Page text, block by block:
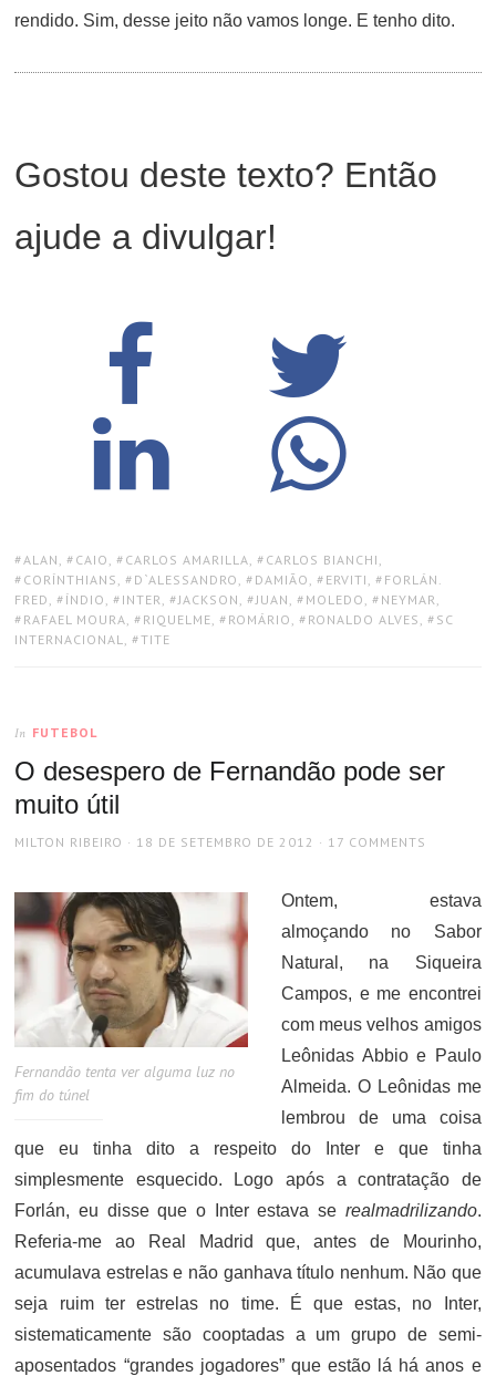
rendido. Sim, desse jeito não vamos longe. E tenho dito.
Gostou deste texto? Então
ajude a divulgar!
TAGS:
ALAN , CAIO , CARLOS AMARILLA, CARLOS BIANCHI ,
CORÍNTHIANS , D`ALESSANDRO , DAMIÃO , ERVITI , FORLÁN.
FRED , ÍNDIO , INTER, JACKSON , JUAN , MOLEDO , NEYMAR,
RAFAEL MOURA, RIQUELME, ROMÁRIO , RONALDO ALVES , SC
INTERNACIONAL, TITE
In FUTEBOL
O desespero de Fernandão pode ser
muito útil
AUTHOR
MILTON RIBEIRO
POSTED
18 DE SETEMBRO DE 2012 17 COMMENTS
Fernandão tenta ver alguma luz no
fim do túnel
Ontem, estava
almoçando no Sabor
Natural, na Siqueira
Campos, e me encontrei
com meus velhos amigos
Leônidas Abbio e Paulo
Almeida. O Leônidas me
lembrou de uma coisa
que eu tinha dito a respeito do Inter e que tinha
simplesmente esquecido. Logo após a contratação de
Forlán, eu disse que o Inter estava se realmadrilizando.
Referia-me ao Real Madrid que, antes de Mourinho,
acumulava estrelas e não ganhava título nenhum. Não que
seja ruim ter estrelas no time. É que estas, no Inter,
sistematicamente são cooptadas a um grupo de semi-
aposentados “grandes jogadores” que estão lá há anos e